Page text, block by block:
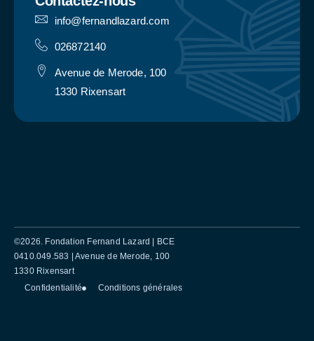
info@fernandlazard.com
026872140
Avenue de Merode, 100
1330 Rixensart
©2026. Fondation Fernand Lazard | BCE
0410.049.583 | Avenue de Merode, 100
1330 Rixensart
Confidentialité
Conditions générales